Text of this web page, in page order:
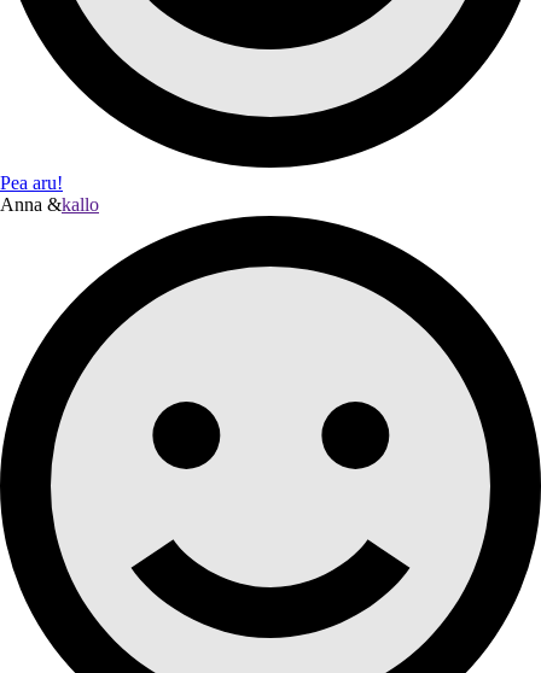
Pea aru!
Anna &kallo